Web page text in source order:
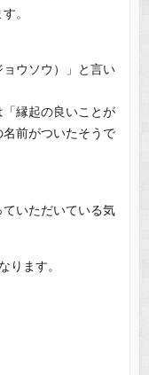
。
ウソウ）」と言い
縁起の良いことが
前がついたそうで
いただいている気
ります。